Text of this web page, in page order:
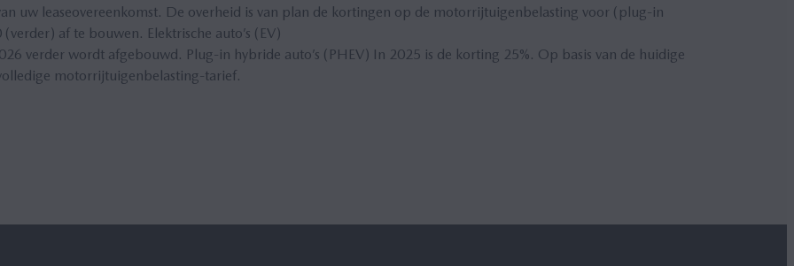
uw leaseovereenkomst. De overheid is van plan de kortingen op de motorrijtuigenbelasting voor (plug-in
af te bouwen. Elektrische auto’s (EV)
verder wordt afgebouwd. Plug-in hybride auto’s (PHEV) In 2025 is de korting 25%. Op basis van de huidige
motorrijtuigenbelasting-tarief.